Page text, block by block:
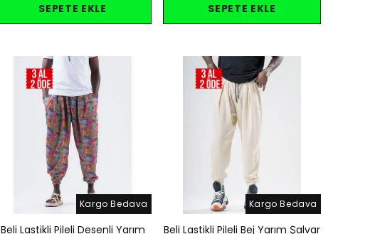
SEPETE EKLE SEPETE EKLE
Kargo Bedava
Beli Lastikli Pileli Desenli Yarım
Kargo Bedava
Beli Lastikli Pileli Bej Yarım Şalvar